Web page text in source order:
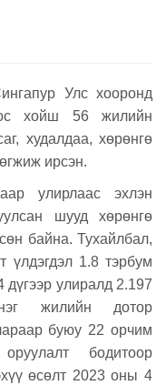
Улс хооронд
хойш 56 жилийн
худалдаа, хөрөнгө
ирсэн.
улирлаас эхлэн
шууд хөрөнгө
байна. Тухайлбал,
үлдэгдэл 1.8 тэрбум
улиралд 2.197
жилийн дотор
буюу 22 орчим
бодитоор
өсөлт 2023 оны 4